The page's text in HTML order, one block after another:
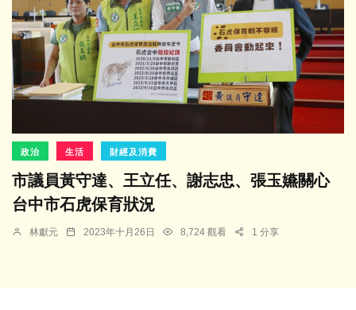
政治 生活 財經及消費
市議員黃守達、王立任、謝志忠、張玉嬿關心
台中市石虎保育狀況
林獻元 2023年十月26日 8,724 觀看 1 分享